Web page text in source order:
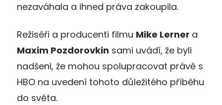
nezaváhala a ihned práva zakoupila.
Režiséři a producenti filmu Mike Lerner a
Maxim Pozdorovkin sami uvádí, že byli
nadšeni, že mohou spolupracovat právě s
HBO na uvedení tohoto důležitého příběhu
do světa.